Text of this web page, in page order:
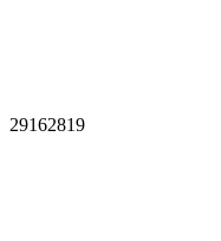
29162819